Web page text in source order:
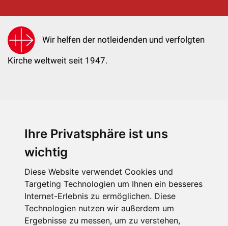
Ihre Privatsphäre ist uns
wichtig
Diese Website verwendet Cookies und
Targeting Technologien um Ihnen ein besseres
Internet-Erlebnis zu ermöglichen. Diese
Technologien nutzen wir außerdem um
Ergebnisse zu messen, um zu verstehen,
Wir helfen der notleidenden und verfolgten
Kirche weltweit seit 1947.
KIRCHE IN NOT - Österreich
kin@kircheinnot.at
KIN weltweit